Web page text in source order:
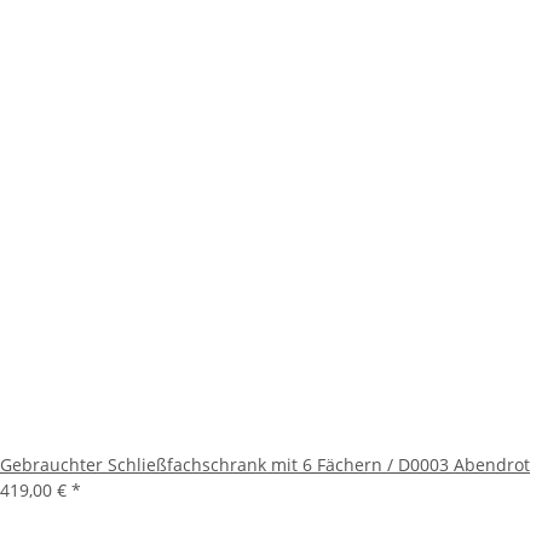
Gebrauchter Schließfachschrank mit 6 Fächern / D0003 Abendrot
419,00 € *